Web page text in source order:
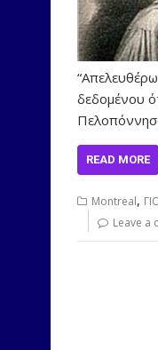
δεδομένου
READ MORE
Montreal,
Leave a